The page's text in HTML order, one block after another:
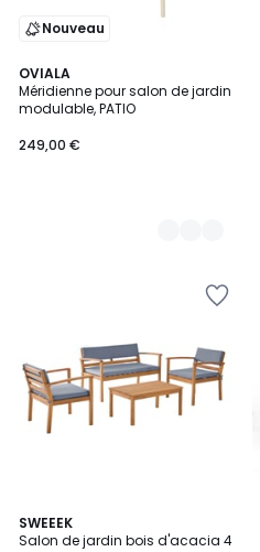
Nouveau
OVIALA
Méridienne pour salon de jardin
modulable, PATIO
249,00 €
3
Couleurs
SWEEEK
Salon de jardin bois d'acacia 4
5
/
3
Couleurs